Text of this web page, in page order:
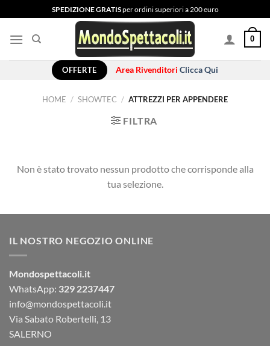
ai
contenuti
SPEDIZIONE GRATISper ordini superiori a 200 euro
0
OFFERTE Area Rivenditori Clicca Qui
HOME / SHOWTEC / ATTREZZI PER APPENDERE
FILTRA
Non è stato trovato nessun prodotto che corrisponde alla
tua selezione.
IL NOSTRO NEGOZIO ONLINE
Mondospettacoli.it
WhatsApp: 329 2237447
info@mondospettacoli.it
Via Sabato Robertelli, 13
SALERNO